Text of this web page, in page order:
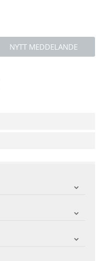
NYTT MEDDELANDE